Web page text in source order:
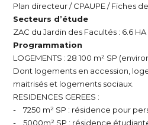
Plan directeur / CPAUPE / Fiches
Secteurs d’étude
ZAC du Jardin des Facultés : 6.6 HA
Programmation
LOGEMENTS : 28 100 m² SP
Dont logements en accession,
maitrisés et logements sociaux.
RESIDENCES GEREES :
- 7250 m² SP : résidence pour
- 5000m² SP : résidence